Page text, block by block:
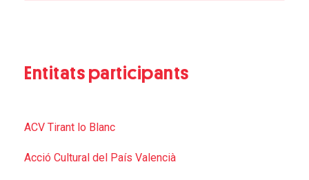
Entitats participants
ACV Tirant lo Blanc
Acció Cultural del País Valencià